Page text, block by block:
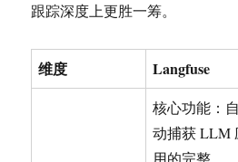
跟踪深度上更胜一筹。
维度 Langfuse
核心功能：自
动捕获 LLM
用的完整